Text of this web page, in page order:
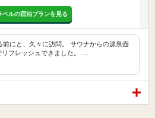
ベルの宿泊プランを見る
前にと、久々に訪問。 サウナからの源泉壺
フレッシュできました。 …